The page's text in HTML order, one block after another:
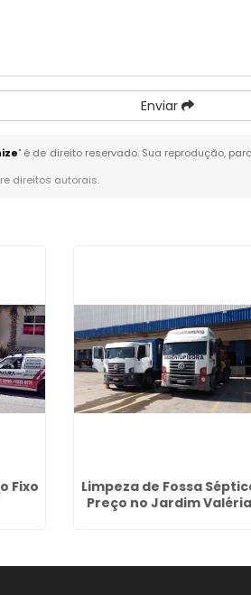
Enviar
" é de direito reservado. Sua reprodução,
direitos autorais.
Fixo
Limpeza de Fossa
Preço no Jardim Valéria